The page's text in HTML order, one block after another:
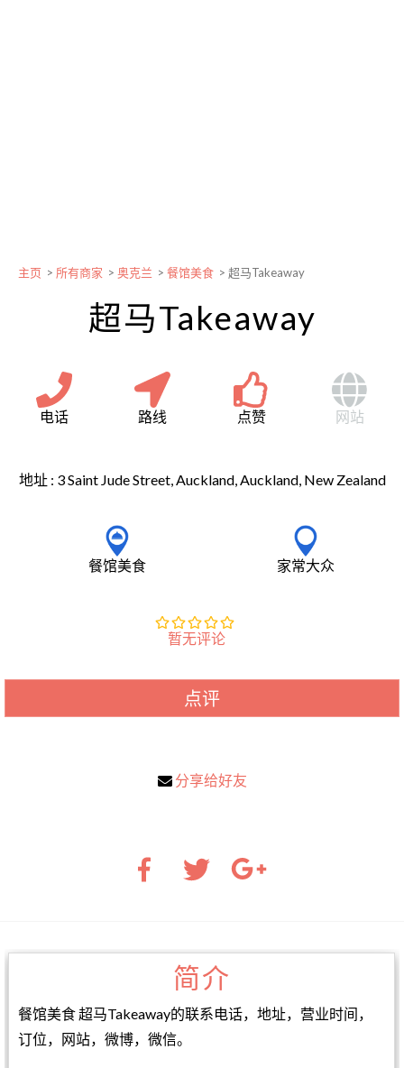
主页 > 所有商家 > 奥克兰 > 餐馆美食 > 超马Takeaway
超马Takeaway
电话 路线 点赞 网站
地址 : 3 Saint Jude Street, Auckland, Auckland, New Zealand
餐馆美食 家常大众
暂无评论
点评
分享给好友
简介
餐馆美食 超马Takeaway的联系电话，地址，营业时间，
订位，网站，微博，微信。